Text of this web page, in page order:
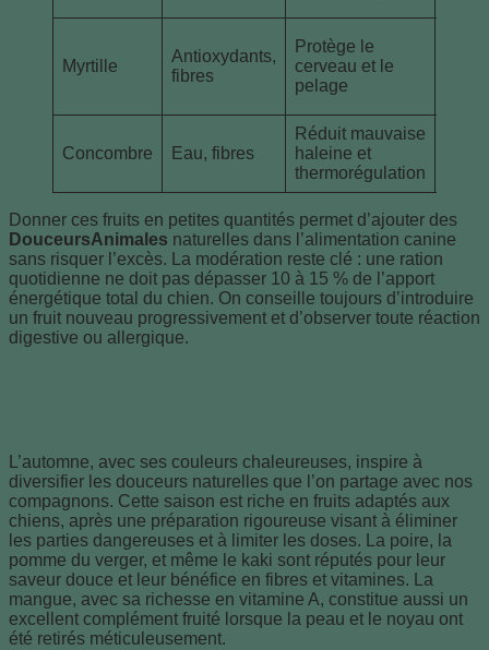
Myrtille
Antioxydants,
fibres
Protège le
cerveau et le
pelage
Concombre Eau, fibres
Réduit mauvaise
haleine et
thermorégulation
Donner ces fruits en petites quantités permet d’ajouter des
DouceursAnimales naturelles dans l’alimentation canine
sans risquer l’excès. La modération reste clé : une ration
quotidienne ne doit pas dépasser 10 à 15 % de l’apport
énergétique total du chien. On conseille toujours d’introduire
un fruit nouveau progressivement et d’observer toute réaction
digestive ou allergique.
L’automne, avec ses couleurs chaleureuses, inspire à
diversifier les douceurs naturelles que l’on partage avec nos
compagnons. Cette saison est riche en fruits adaptés aux
chiens, après une préparation rigoureuse visant à éliminer
les parties dangereuses et à limiter les doses. La poire, la
pomme du verger, et même le kaki sont réputés pour leur
saveur douce et leur bénéfice en fibres et vitamines. La
mangue, avec sa richesse en vitamine A, constitue aussi un
excellent complément fruité lorsque la peau et le noyau ont
été retirés méticuleusement.